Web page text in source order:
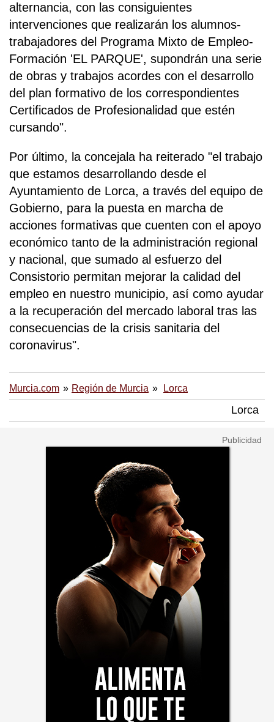
alternancia, con las consiguientes
intervenciones que realizarán los alumnos-
trabajadores del Programa Mixto de Empleo-
Formación 'EL PARQUE', supondrán una serie
de obras y trabajos acordes con el desarrollo
del plan formativo de los correspondientes
Certificados de Profesionalidad que estén
cursando".
Por último, la concejala ha reiterado "el trabajo
que estamos desarrollando desde el
Ayuntamiento de Lorca, a través del equipo de
Gobierno, para la puesta en marcha de
acciones formativas que cuenten con el apoyo
económico tanto de la administración regional
y nacional, que sumado al esfuerzo del
Consistorio permitan mejorar la calidad del
empleo en nuestro municipio, así como ayudar
a la recuperación del mercado laboral tras las
consecuencias de la crisis sanitaria del
coronavirus".
Murcia.com Región de Murcia Lorca
Lorca